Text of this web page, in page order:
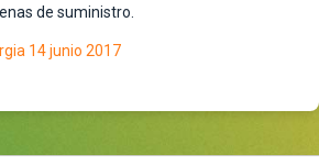
de suministro.
14 junio 2017